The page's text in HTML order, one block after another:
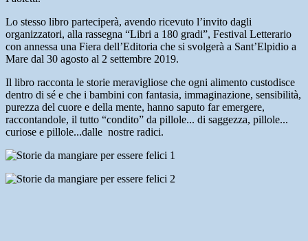
Lo stesso libro parteciperà, avendo ricevuto l’invito dagli
organizzatori, alla rassegna “Libri a 180 gradi”, Festival Letterario
con annessa una Fiera dell’Editoria che si svolgerà a Sant’Elpidio a
Mare dal 30 agosto al 2 settembre 2019.
Il libro racconta le storie meravigliose che ogni alimento custodisce
dentro di sé e che i bambini con fantasia, immaginazione, sensibilità,
purezza del cuore e della mente, hanno saputo far emergere,
raccontandole, il tutto “condito” da pillole... di saggezza, pillole...
curiose e pillole...dalle nostre radici.